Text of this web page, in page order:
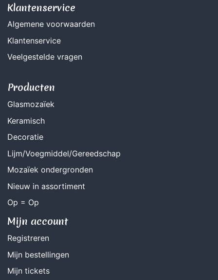
Klantenservice
Algemene voorwaarden
Klantenservice
Veelgestelde vragen
Producten
Glasmozaïek
Keramisch
Decoratie
Lijm/Voegmiddel/Gereedschap
Mozaïek ondergronden
Nieuw in assortiment
Op = Op
Mijn account
Registreren
Mijn bestellingen
Mijn tickets